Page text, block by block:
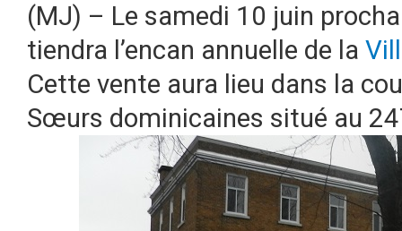
(MJ) – Le samedi 10 juin
tiendra l’encan annuelle de la
Cette vente aura lieu dans la
Sœurs dominicaines situé au